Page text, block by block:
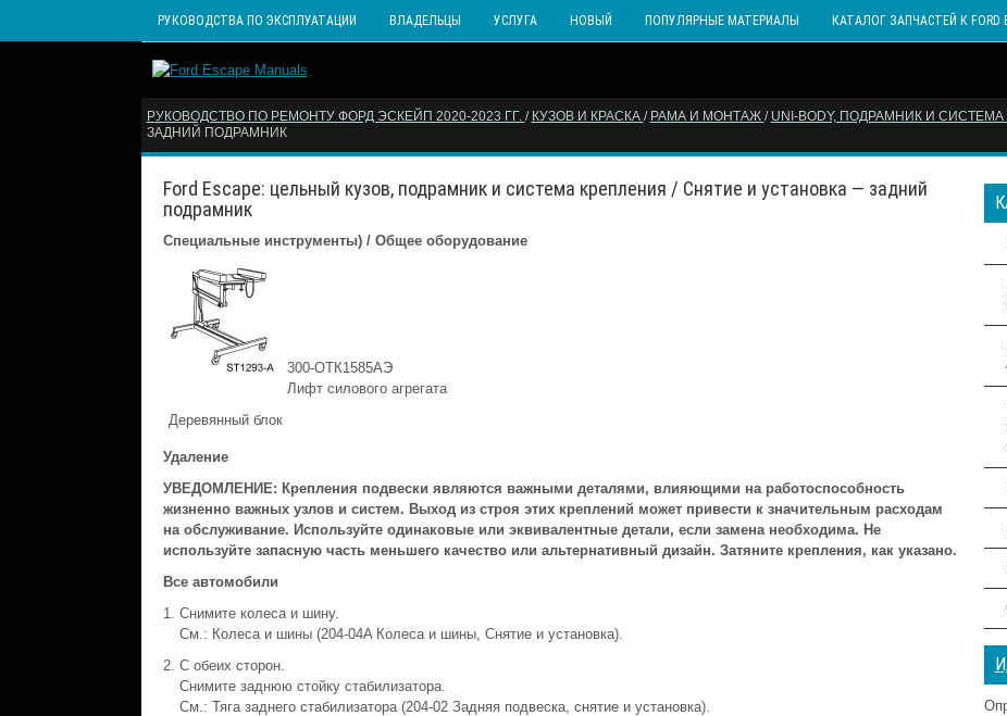
РУКОВОДСТВА ПО ЭКСПЛУАТАЦИИ ВЛАДЕЛЬЦЫ УСЛУГА НОВЫЙ ПОПУЛЯРНЫЕ МАТЕРИАЛЫ КАТАЛОГ ЗАПЧАСТЕЙ К FORD
РУКОВОДСТВО ПО РЕМОНТУ ФОРД ЭСКЕЙП 2020-2023 ГГ. / КУЗОВ И КРАСКА / РАМА И МОНТАЖ / UNI-BODY, ПОДРАМНИК И
ЗАДНИЙ ПОДРАМНИК
Ford Escape: цельный кузов, подрамник и система крепления / Снятие и установка — задний
подрамник
Специальные инструменты) / Общее оборудование
300-ОТК1585АЭ
Лифт силового агрегата
Деревянный блок
Удаление
УВЕДОМЛЕНИЕ: Крепления подвески являются важными деталями, влияющими на работоспособность
жизненно важных узлов и систем. Выход из строя этих креплений может привести к значительным расходам
на обслуживание. Используйте одинаковые или эквивалентные детали, если замена необходима. Не
используйте запасную часть меньшего качество или альтернативный дизайн. Затяните крепления, как указано.
Все автомобили
Снимите колеса и шину.
См.: Колеса и шины (204-04A Колеса и шины, Снятие и установка).
С обеих сторон.
Снимите заднюю стойку стабилизатора.
См.: Тяга заднего стабилизатора (204-02 Задняя подвеска, снятие и установка).